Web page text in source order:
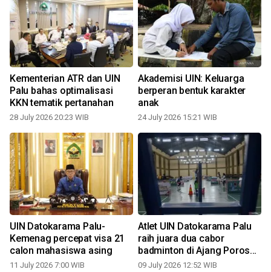
Kementerian ATR dan UIN
Palu bahas optimalisasi
KKN tematik pertanahan
28 July 2026 20:23 WIB
Akademisi UIN: Keluarga
berperan bentuk karakter
anak
24 July 2026 15:21 WIB
UIN Datokarama Palu-
Kemenag percepat visa 21
calon mahasiswa asing
11 July 2026 7:00 WIB
Atlet UIN Datokarama Palu
raih juara dua cabor
badminton di Ajang Poros
Intim IV
09 July 2026 12:52 WIB